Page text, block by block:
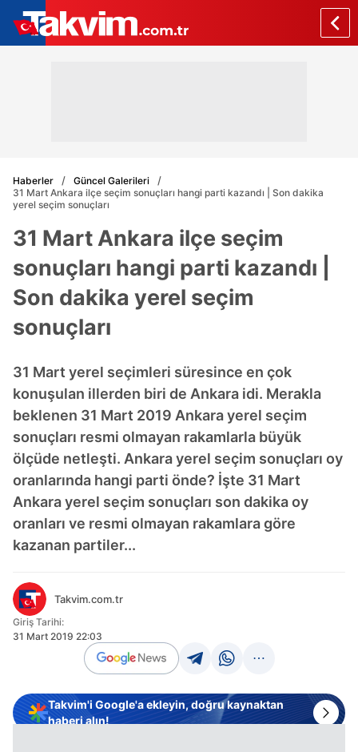
Haberler
Güncel Galerileri
31 Mart Ankara ilçe seçim sonuçları hangi parti kazandı | Son dakika
yerel seçim sonuçları
31 Mart Ankara ilçe seçim
sonuçları hangi parti kazandı |
Son dakika yerel seçim
sonuçları
31 Mart yerel seçimleri süresince en çok
konuşulan illerden biri de Ankara idi. Merakla
beklenen 31 Mart 2019 Ankara yerel seçim
sonuçları resmi olmayan rakamlarla büyük
ölçüde netleşti. Ankara yerel seçim sonuçları oy
oranlarında hangi parti önde? İşte 31 Mart
Ankara yerel seçim sonuçları son dakika oy
oranları ve resmi olmayan rakamlara göre
kazanan partiler...
Takvim.com.tr
Giriş Tarihi:
31 Mart 2019 22:03
Takvim'i Google'a ekleyin, doğru kaynaktan
haberi alın!